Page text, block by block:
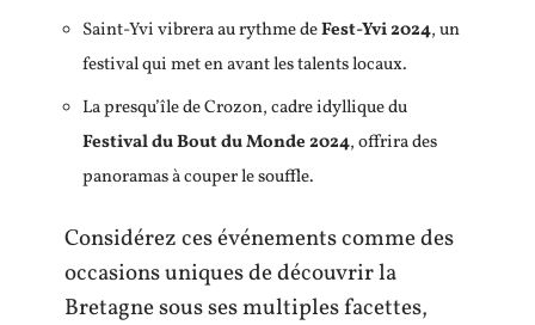
Saint-Yvi vibrera au rythme deFest-Yvi 2024, un
festival qui met en avant les talents locaux.
La presqu’île de Crozon, cadre idyllique du
Festival du Bout du Monde 2024, offrira des
panoramas à couper le souffle.
Considérez ces événements comme des
occasions uniques de découvrir la
Bretagne sous ses multiples facettes,